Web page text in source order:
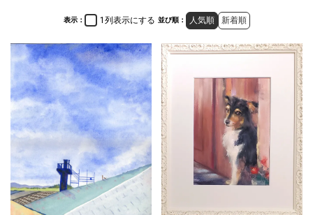
表示： 1列表示にする 並び順： 人気順 新着順